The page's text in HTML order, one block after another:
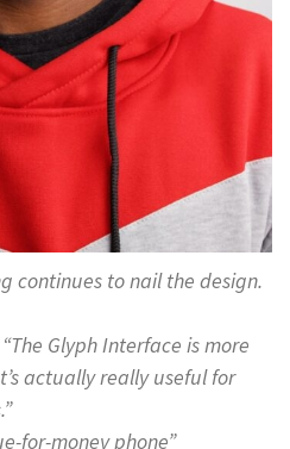
continues to nail the design.
“The Glyph Interface is more
actually really useful for
for-money phone”